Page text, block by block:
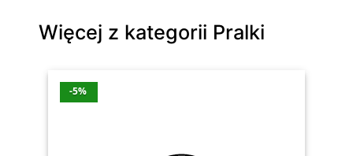
Więcej z kategorii Pralki
-5%